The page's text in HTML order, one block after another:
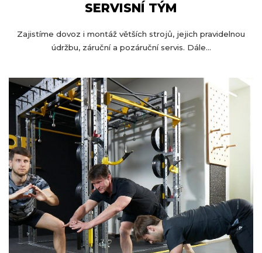
SERVISNÍ TÝM
Zajistíme dovoz i montáž větších strojů, jejich pravidelnou
údržbu, záruční a pozáruční servis. Dále...